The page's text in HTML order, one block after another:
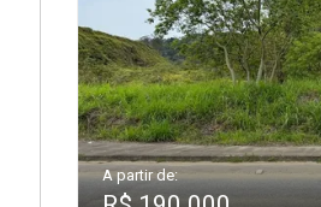
A partir de: